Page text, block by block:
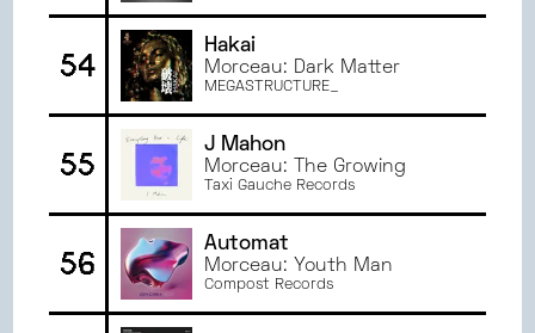
54
Hakai
Morceau: Dark Matter
MEGASTRUCTURE_
55
J Mahon
Morceau: The Growing
Taxi Gauche Records
56
Automat
Morceau: Youth Man
Compost Records